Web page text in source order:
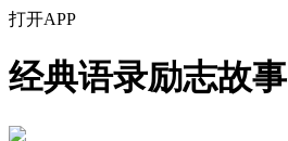
打开APP
经典语录励志故事